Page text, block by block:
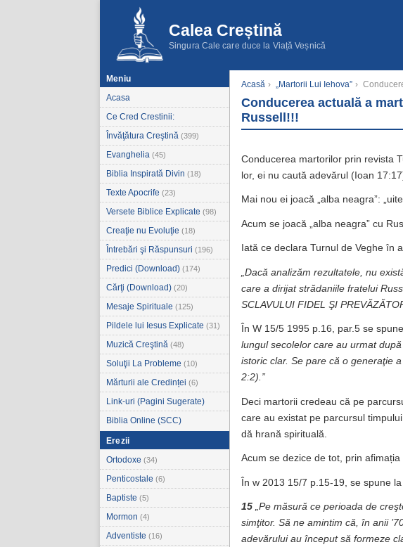
Calea Creștină
Singura Cale care duce la Viață Veșnică
Meniu
Acasa
Ce Cred Crestinii:
Învăţătura Creştină (399)
Evanghelia (45)
Biblia Inspirată Divin (18)
Texte Apocrife (23)
Versete Biblice Explicate (98)
Creaţie nu Evoluţie (18)
Întrebări şi Răspunsuri (196)
Predici (Download) (174)
Cărţi (Download) (20)
Mesaje Spirituale (125)
Pildele lui Iesus Explicate (31)
Muzică Creştină (48)
Soluţii La Probleme (10)
Mărturii ale Credinței (6)
Link-uri (Pagini Sugerate)
Biblia Online (SCC)
Erezii
Ortodoxe (34)
Penticostale (6)
Baptiste (5)
Mormon (4)
Adventiste (16)
Acasă › „Martorii Lui Iehova” ›
Conducerea actuală a
Russell!!!
Conducerea martorilor prin revista
lor, ei nu caută adevărul (Ioan
Mai nou ei joacă „alba neagra”:
Acum se joacă „alba neagra” cu
Iată ce declara Turnul de Veghe în
„Dacă analizăm rezultatele, nu
care a dirijat strădaniile fratelui
SCLAVULUI FIDEL ŞI
În W 15/5 1995 p.16, par.5 se
lungul secolelor care au urmat
istoric clar. Se pare că o generaţie
2:2).”
Deci martorii credeau că pe
care au existat pe parcursul
dă hrană spirituală.
Acum se dezice de tot, prin afimația
În w 2013 15/7 p.15-19, se spune
15 „Pe măsură ce perioada de
simţitor. Să ne amintim că, în anii
adevărului au început să formeze